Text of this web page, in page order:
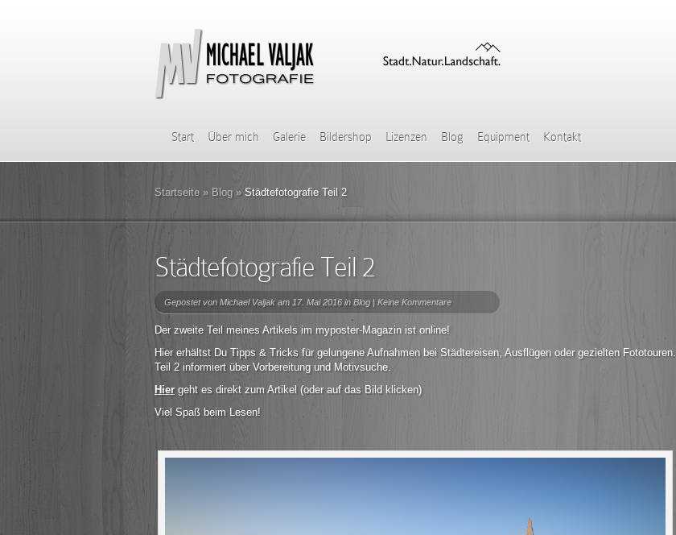
Start Über mich Galerie Bildershop Lizenzen Blog Equipment Kontakt
Startseite » Blog »Städtefotografie Teil 2
Städtefotografie Teil 2
Gepostet von Michael Valjak am 17. Mai 2016 in Blog | Keine Kommentare
Der zweite Teil meines Artikels im myposter-Magazin ist online!
Hier erhältst Du Tipps & Tricks für gelungene Aufnahmen bei Städtereisen, Ausflügen oder gezielten Fototouren.
Teil 2 informiert über Vorbereitung und Motivsuche.
Hier geht es direkt zum Artikel (oder auf das Bild klicken)
Viel Spaß beim Lesen!